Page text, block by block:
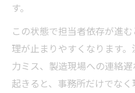
す。
この状態で担当者依存が進
理が止まりやすくなります
力ミス、製造現場への連絡
起きると、事務所だけでな